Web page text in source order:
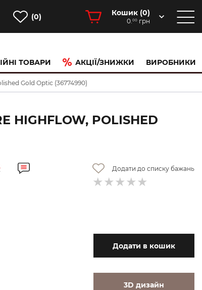
(0) Кошик (0)
0.00 грн
ТОВАРИ АКЦІЇ/ЗНИЖКИ ВИРОБНИКИ
Gold Optic (36774990)
POLISHED
Додати до списку бажань
Додати в кошик
3D дизайн